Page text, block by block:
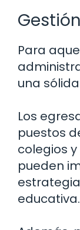
Para
una
Los
puestos
colegios
pueden
educativa.